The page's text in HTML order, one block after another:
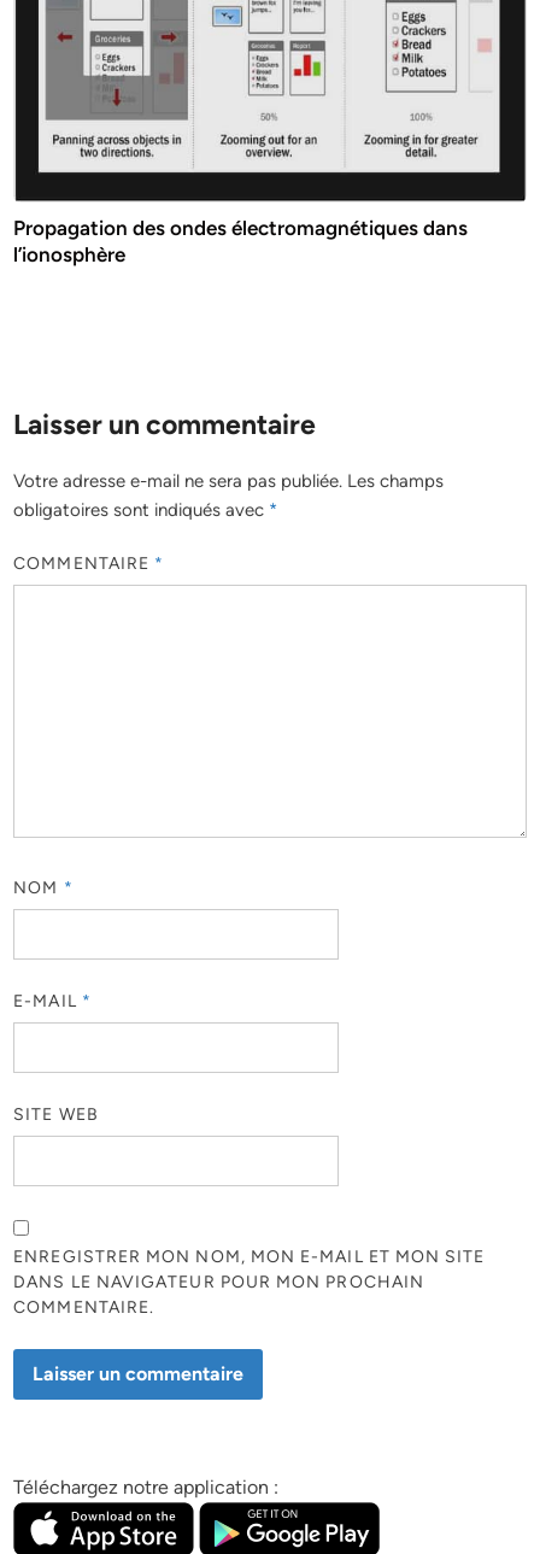
Propagation des ondes électromagnétiques dans
l’ionosphère
Laisser un commentaire
Votre adresse e-mail ne sera pas publiée. Les champs
obligatoires sont indiqués avec *
COMMENTAIRE *
NOM *
E-MAIL *
SITE WEB
ENREGISTRER MON NOM, MON E-MAIL ET MON SITE
DANS LE NAVIGATEUR POUR MON PROCHAIN
COMMENTAIRE.
Téléchargez notre application :